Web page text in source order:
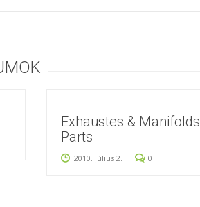
Exhaustes & Manifolds
Parts
2010. július 2. 0